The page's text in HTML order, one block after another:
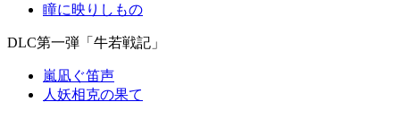
瞳に映りしもの
DLC第一弾「牛若戦記」
嵐凪ぐ笛声
人妖相克の果て